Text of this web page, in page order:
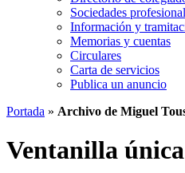
Sociedades
Información y
Memorias y cuentas
Circulares
Carta de servicios
Publica un anuncio
Portada » Archivo de Miguel
Ventanilla única